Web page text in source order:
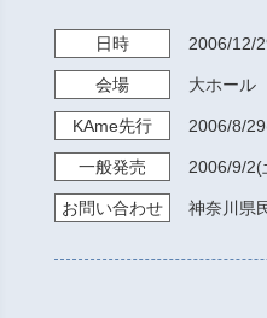
日時 2006/12/
会場 大ホール
KAme先行 2006/8/29
一般発売 2006/9/2(
お問い合わせ 神奈川県